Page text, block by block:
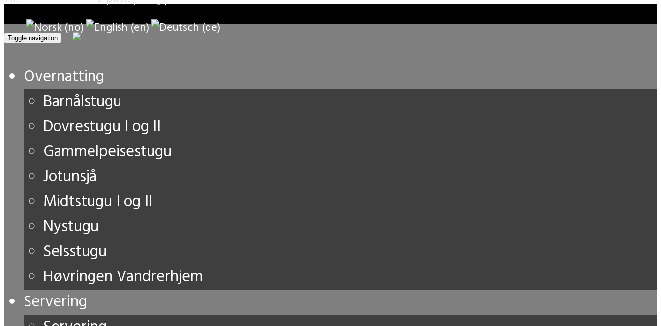
Toggle navigation
Overnatting
Barnålstugu
Dovrestugu I og II
Gammelpeisestugu
Jotunsjå
Midtstugu I og II
Nystugu
Selsstugu
Høvringen Vandrerhjem
Servering